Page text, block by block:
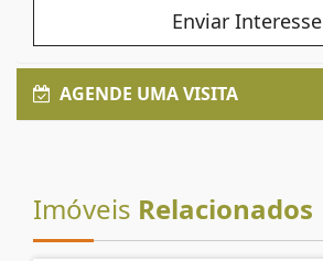
Enviar Interesse
AGENDE UMA VISITA
Imóveis Relacionados